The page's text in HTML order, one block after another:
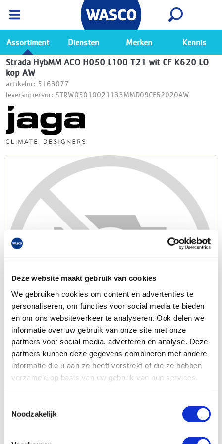
Deze website maakt gebruik van cookies
We gebruiken cookies om content en advertenties te
personaliseren, om functies voor social media te bieden
en om ons websiteverkeer te analyseren. Ook delen we
informatie over uw gebruik van onze site met onze
partners voor social media, adverteren en analyse. Deze
partners kunnen deze gegevens combineren met andere
informatie die u aan ze heeft verstrekt of die ze hebben
verzameld op basis van uw gebruik van hun services.
Noodzakelijk
Ga naar de Wasco app
Bekijk
Assortiment Diensten Merken Kennis
Strada HybMM ACO H050 L100 T21 wit CF K620 LO
kop AW
artikelnr: 5163077
leveranciersnr: STRW05010021133MMD09CF62020AW